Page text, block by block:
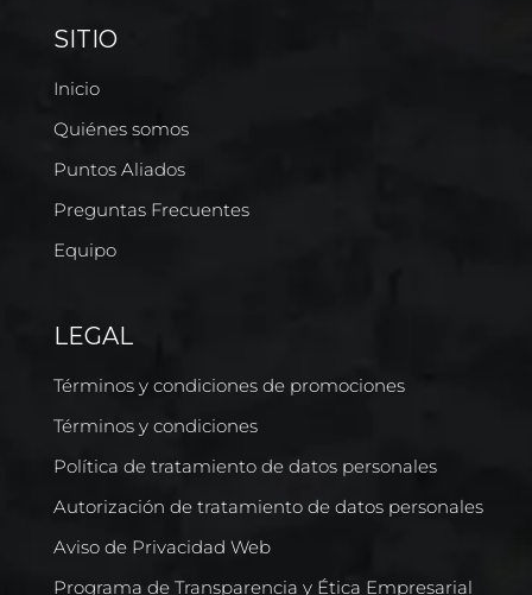
SITIO
Inicio
Quiénes somos
Puntos Aliados
Preguntas Frecuentes
Equipo
LEGAL
Términos y condiciones de promociones
Términos y condiciones
Política de tratamiento de datos personales
Autorización de tratamiento de datos personales
Aviso de Privacidad Web
Programa de Transparencia y Ética Empresarial